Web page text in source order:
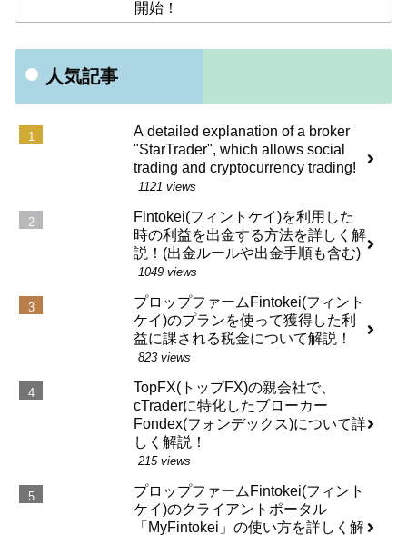
開始！
人気記事
A detailed explanation of a broker
"StarTrader", which allows social
trading and cryptocurrency trading!
1121 views
Fintokei(フィントケイ)を利用した
時の利益を出金する方法を詳しく解
説！(出金ルールや出金手順も含む)
1049 views
プロップファームFintokei(フィント
ケイ)のプランを使って獲得した利
益に課される税金について解説！
823 views
TopFX(トップFX)の親会社で、
cTraderに特化したブローカー
Fondex(フォンデックス)について詳
しく解説！
215 views
プロップファームFintokei(フィント
ケイ)のクライアントポータル
「MyFintokei」の使い方を詳しく解